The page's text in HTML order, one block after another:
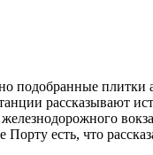
подобранные плитки
рассказывают
Порту есть, что